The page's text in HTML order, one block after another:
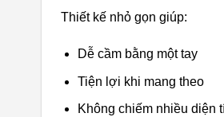
Thiết kế nhỏ gọn giúp:
Dễ cầm bằng một tay
Tiện lợi khi mang theo
Không chiếm nhiều diện